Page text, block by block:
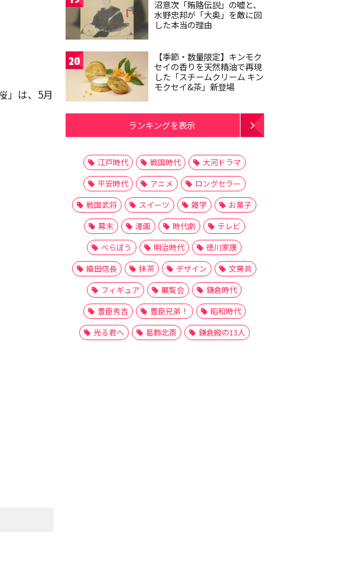
」は、5月
沼意次「賄賂伝説」の嘘と、
水野忠邦が「大奥」を敵に回
した本当の理由
20
【季節・数量限定】キンモク
セイの香りを天然精油で再現
した「スチームクリーム キン
モクセイ&茶」新登場
ランキングを表示
江戸時代 戦国時代
大河ドラマ
平安時代
アニメ
ロングセラー
戦国武将
スイーツ 雑学
お菓子
幕末
漫画 時代劇
テレビ
べらぼう
明治時代
徳川家康
織田信長
抹茶 デザイン
文房具
フィギュア
展覧会
鎌倉時代
豊臣秀吉
豊臣兄弟！
昭和時代
光る君へ
葛飾北斎 鎌倉殿の13人